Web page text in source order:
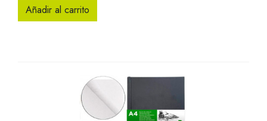
Añadir al carrito